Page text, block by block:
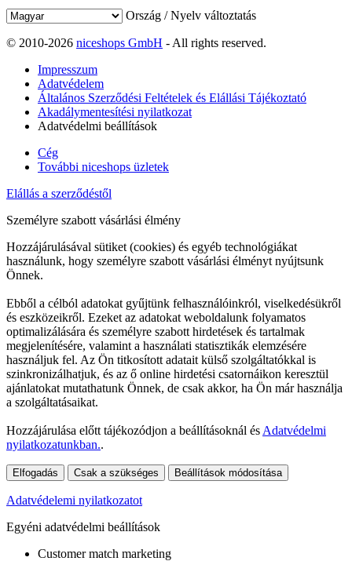
Ország / Nyelv változtatás
© 2010-2026 niceshops GmbH - All rights reserved.
Impresszum
Adatvédelem
Általános Szerződési Feltételek és Elállási Tájékoztató
Akadálymentesítési nyilatkozat
Adatvédelmi beállítások
Cég
További niceshops üzletek
Elállás a szerződéstől
Személyre szabott vásárlási élmény
Hozzájárulásával sütiket (cookies) és egyéb technológiákat
használunk, hogy személyre szabott vásárlási élményt nyújtsunk
Önnek.
Ebből a célból adatokat gyűjtünk felhasználóinkról, viselkedésükről
és eszközeikről. Ezeket az adatokat weboldalunk folyamatos
optimalizálására és személyre szabott hirdetések és tartalmak
megjelenítésére, valamint a használati statisztikák elemzésére
használjuk fel. Az Ön titkosított adatait külső szolgáltatókkal is
szinkronizálhatjuk, és az ő online hirdetési csatornáikon keresztül
ajánlatokat mutathatunk Önnek, de csak akkor, ha Ön már használja
a szolgáltatásaikat.
Hozzájárulása előtt tájékozódjon a beállításoknál és Adatvédelmi
nyilatkozatunkban..
Elfogadás Csak a szükséges Beállítások módosítása
Adatvédelemi nyilatkozatot
Egyéni adatvédelmi beállítások
Customer match marketing